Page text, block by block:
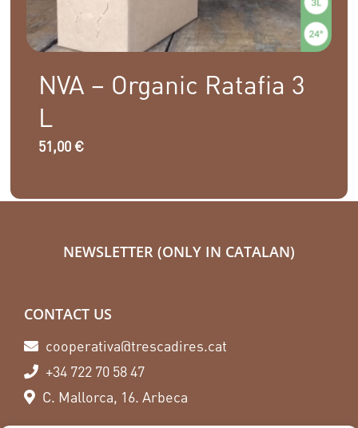
NVA – Organic Ratafia 3
L
51,00€
NEWSLETTER (ONLY IN CATALAN)
CONTACT US
cooperativa@trescadires.cat
+34 722 70 58 47
C. Mallorca, 16. Arbeca